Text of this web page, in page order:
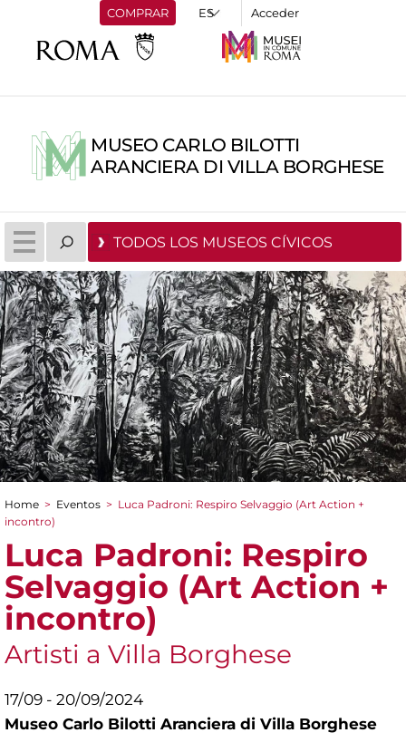
COMPRAR Acceder
MUSEO CARLO BILOTTI
ARANCIERA DI VILLA BORGHESE
TODOS LOS MUSEOS CÍVICOS
You are here
Home > Eventos > Luca Padroni: Respiro Selvaggio (Art Action +
incontro)
Luca Padroni: Respiro
Selvaggio (Art Action +
incontro)
Artisti a Villa Borghese
17/09 - 20/09/2024
Museo Carlo Bilotti Aranciera di Villa Borghese